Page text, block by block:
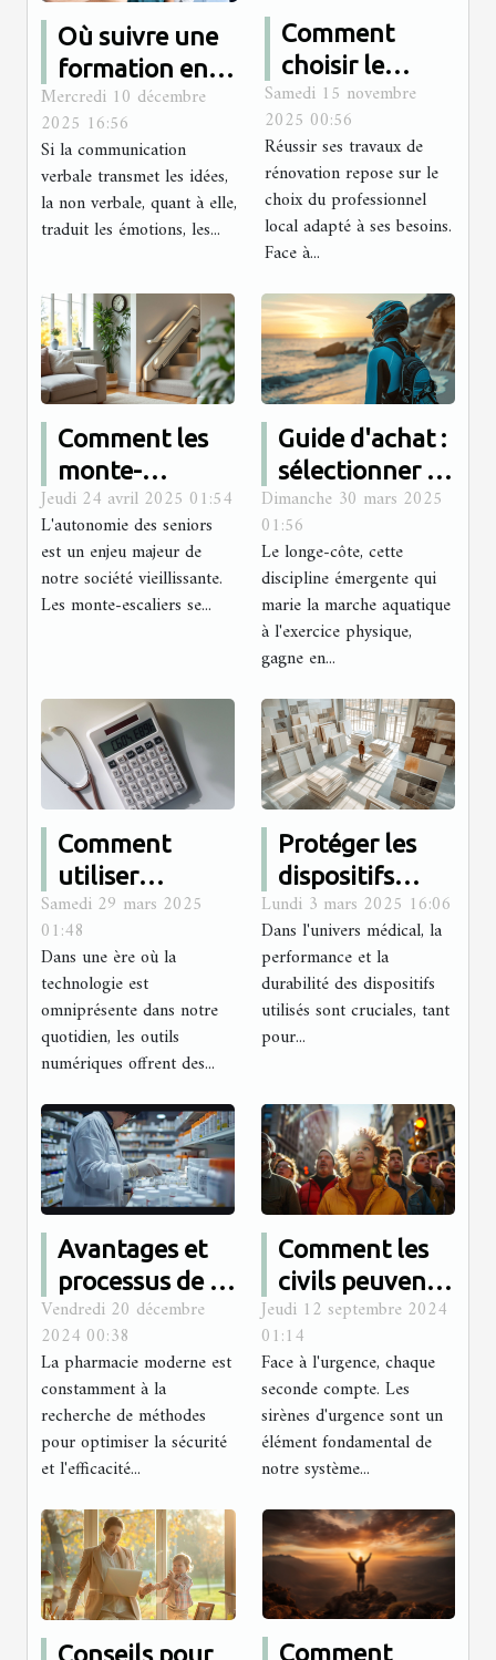
Où suivre une
formation en
communication
non verbale en
présentiel ?
Mercredi 10 décembre
2025 16:56
Si la communication
verbale transmet les idées,
la non verbale, quant à elle,
traduit les émotions, les...
Comment
choisir le
meilleur
professionnel
local pour vos
projets de
rénovation ?
Samedi 15 novembre
2025 00:56
Réussir ses travaux de
rénovation repose sur le
choix du professionnel
local adapté à ses besoins.
Face à...
Comment les
monte-
escaliers
améliorent
l'autonomie
des seniors
Jeudi 24 avril 2025 01:54
L'autonomie des seniors
est un enjeu majeur de
notre société vieillissante.
Les monte-escaliers se...
Guide d'achat :
sélectionner la
meilleure
combinaison
pour le longe-
côte
Dimanche 30 mars 2025
01:56
Le longe-côte, cette
discipline émergente qui
marie la marche aquatique
à l'exercice physique,
gagne en...
Comment
utiliser
efficacement
les
calculatrices
en ligne pour
surveiller votre
santé
Samedi 29 mars 2025
01:48
Dans une ère où la
technologie est
omniprésente dans notre
quotidien, les outils
numériques offrent des...
Protéger les
dispositifs
médicaux :
comment
choisir le bon
revêtement
anticorrosion ?
Lundi 3 mars 2025 16:06
Dans l'univers médical, la
performance et la
durabilité des dispositifs
utilisés sont cruciales, tant
pour...
Avantages et
processus de la
préparation
des doses à
administrer en
pharmacie
Vendredi 20 décembre
2024 00:38
La pharmacie moderne est
constamment à la
recherche de méthodes
pour optimiser la sécurité
et l'efficacité...
Comment les
civils peuvent
réagir aux
différents
signaux de
sirènes
d'urgence
Jeudi 12 septembre 2024
01:14
Face à l'urgence, chaque
seconde compte. Les
sirènes d'urgence sont un
élément fondamental de
notre système...
Conseils pour Comment